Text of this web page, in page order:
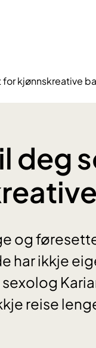
kjønnskreative
deg
og
har ikkje
sexolog
reise